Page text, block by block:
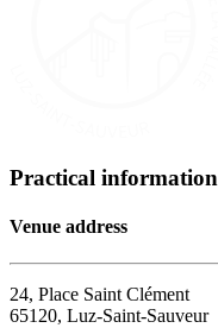
Practical information
Venue address
24, Place Saint Clément
65120, Luz-Saint-Sauveur